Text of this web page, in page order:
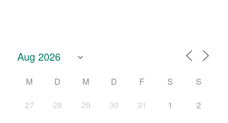
M D M D F S
S
27
28 29 30 31 1 2